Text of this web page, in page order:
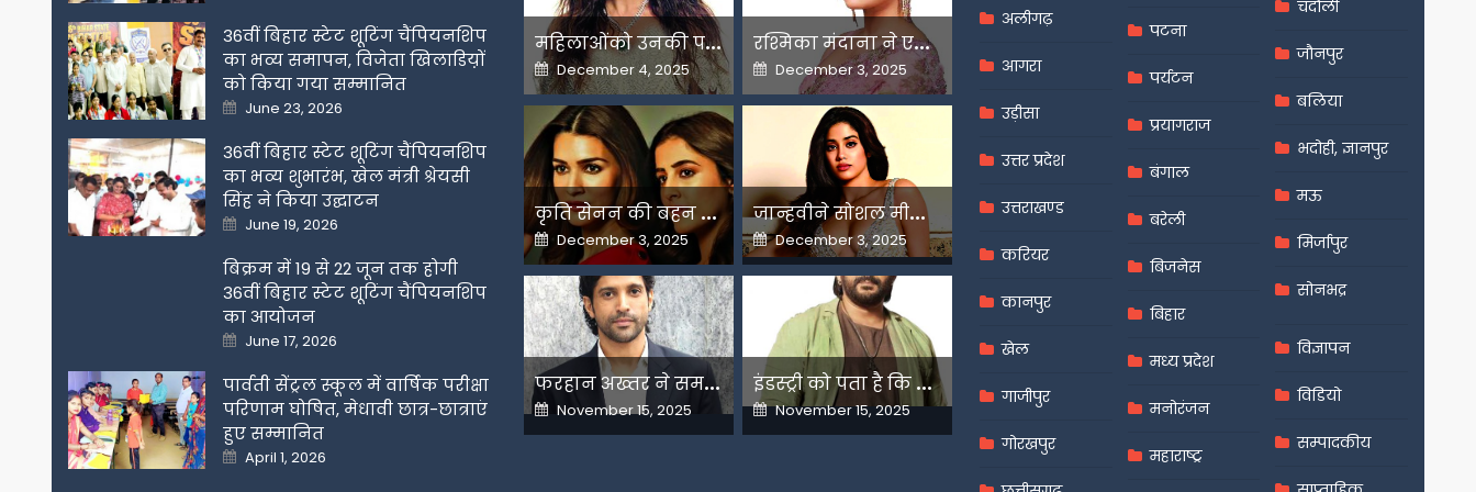
36वीं बिहार स्टेट शूटिंग चैंपियनशिप
का भव्य समापन, विजेता खिलाडिय़ों
को किया गया सम्मानित
Posted
on
June 23, 2026
36वीं बिहार स्टेट शूटिंग चैंपियनशिप
का भव्य शुभारंभ, खेल मंत्री श्रेयसी
सिंह ने किया उद्घाटन
Posted
on
June 19, 2026
बिक्रम में 19 से 22 जून तक होगी
36वीं बिहार स्टेट शूटिंग चैंपियनशिप
का आयोजन
Posted
on
June 17, 2026
पार्वती सेंट्रल स्कूल में वार्षिक परीक्षा
परिणाम घोषित, मेधावी छात्र-छात्राएं
हुए सम्मानित
Posted
on
April 1, 2026
म
हिलाओंको उनकी पसंद के लिए उन्हें जज किया जाता है-मलाइका
Posted
on
December 4, 2025
र
श्मिका मंदाना ने एआई के बढ़ते दुरुपयोग पर जतायी नाराजगी
Posted
on
December 3, 2025
क
ृति सेनन की बहन नूपुर अगले महीने करेंगी डेस्टिनेशन मैरिज
Posted
on
December 3, 2025
ज
ान्हवीने सोशल मीडियापर उठाये सवाल
Posted
on
December 3, 2025
फ
रहान अख्तर ने समझाया देशभक्ति और अंधभक्ति का फर्क
Posted
on
November 15, 2025
इ
ंडस्ट्री को पता है कि मैं कहीं नहीं जाने वाला-अरशद वारसी
Posted
on
November 15, 2025
अलीगढ़
आगरा
उड़ीसा
उत्तर प्रदेश
उत्तराखण्ड
करियर
कानपुर
खेल
गाजीपुर
गोरखपुर
पटना
पर्यटन
प्रयागराज
बंगाल
बरेली
बिजनेस
बिहार
मध्य प्रदेश
मनोरंजन
महाराष्ट्र
चंदौली
जौनपुर
बलिया
भदोही, ज्ञानपुर
मऊ
मिर्जापुर
सोनभद्र
विज्ञापन
विडियो
सम्पादकीय